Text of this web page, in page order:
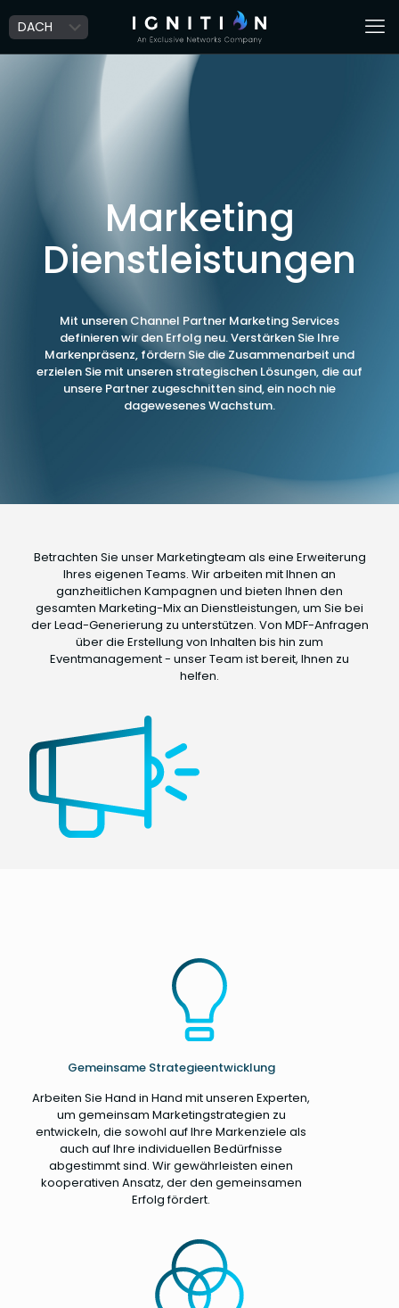
Marketing
Dienstleistungen
Mit unseren Channel Partner Marketing Services
definieren wir den Erfolg neu. Verstärken Sie Ihre
Markenpräsenz, fördern Sie die Zusammenarbeit und
erzielen Sie mit unseren strategischen Lösungen, die auf
unsere Partner zugeschnitten sind, ein noch nie
dagewesenes Wachstum.
Betrachten Sie unser Marketingteam als eine Erweiterung
Ihres eigenen Teams. Wir arbeiten mit Ihnen an
ganzheitlichen Kampagnen und bieten Ihnen den
gesamten Marketing-Mix an Dienstleistungen, um Sie bei
der Lead-Generierung zu unterstützen. Von MDF-Anfragen
über die Erstellung von Inhalten bis hin zum
Eventmanagement - unser Team ist bereit, Ihnen zu
helfen.
Gemeinsame Strategieentwicklung
Arbeiten Sie Hand in Hand mit unseren Experten,
um gemeinsam Marketingstrategien zu
entwickeln, die sowohl auf Ihre Markenziele als
auch auf Ihre individuellen Bedürfnisse
abgestimmt sind. Wir gewährleisten einen
kooperativen Ansatz, der den gemeinsamen
Erfolg fördert.